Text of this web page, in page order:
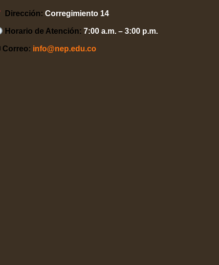
Dirección: Corregimiento 14
Horario de Atención: 7:00 a.m. – 3:00 p.m.
Correo: info@nep.edu.co